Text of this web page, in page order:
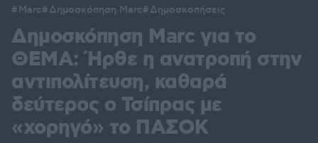
Μarc Δημοσκόπηση Marc Δημοσκοπήσεις
Δημοσκόπηση Marc για το
ΘΕΜΑ: Ήρθε η ανατροπή στην
αντιπολίτευση, καθαρά
δεύτερος ο Τσίπρας με
«χορηγό» το ΠΑΣΟΚ